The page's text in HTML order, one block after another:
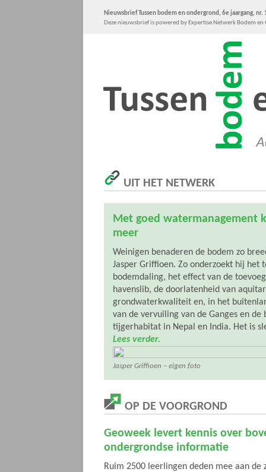
Nieuwsbrief Tussen bodem en ondergrond, 6e jaargang, nr.
Deze nieuwsbrief is powered by Expertise Netwerk Bodem
UIT HET NETWERK
Met goed watermanagement
meer
Weinigen benaderen de bodem zo
Jasper Griffioen. Zo onderzoekt hij het
bodemdaling, het effect van de
havenslib, de doorlatenheid van
grondwaterkwaliteit en, in het
van de vervuiling van de Ganges en de
tijgerhabitat in Nepal en India. Het is
Lees verder.
Jasper Griffioen – eigen foto
OP DE VOORGROND
Geoweek levert kennis over
ondergrondse informatie
Ruim 2500 leerlingen deden mee aan de